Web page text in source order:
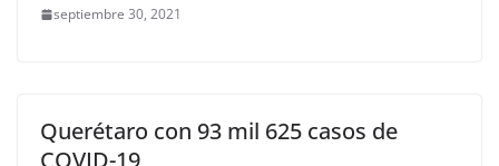
septiembre 30, 2021
Querétaro con 93 mil 625 casos de